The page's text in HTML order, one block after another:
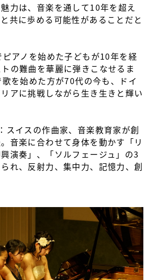
力は、音楽を通して10年を超え
共に歩める可能性があることだと
アノを始めた子どもが10年を経
の難曲を華麗に弾きこなせるま
を始めた方が70代の今も、ドイ
アに挑戦しながら生き生きと輝い
スイスの作曲家、音楽教育家が創
音楽に合わせて身体を動かす「リ
演奏」、「ソルフェージュ」の3
れ、反射力、集中力、記憶力、創